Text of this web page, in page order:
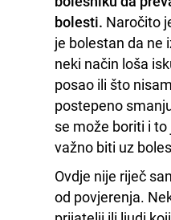
bolesti. Naročito
je bolestan da ne
neki način loša
posao ili što
postepeno
se može boriti i
važno biti uz
Ovdje nije riječ
od povjerenja.